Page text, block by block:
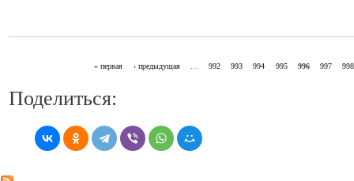
« первая ‹ предыдущая … 992 993 994 995 996 997 998
Поделиться: